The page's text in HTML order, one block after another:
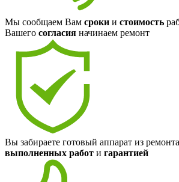
Мы сообщаем Вам сроки и стоимость
Вашего согласия начинаем ремонт
Вы забираете готовый аппарат из
выполненных работ и гарантией